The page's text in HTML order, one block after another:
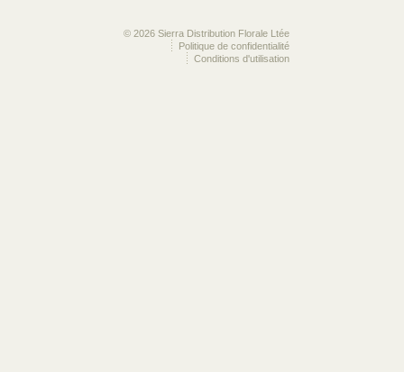
© 2026 Sierra Distribution Florale Ltée
Politique de confidentialité
Conditions d'utilisation